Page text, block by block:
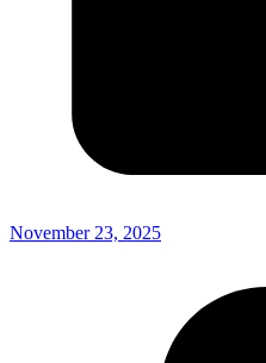
November 23, 2025